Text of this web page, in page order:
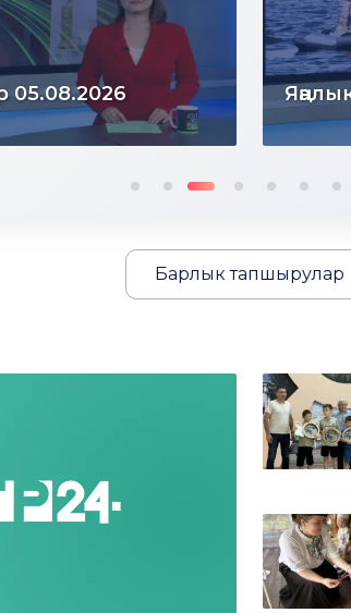
04.08.2026
Барлык тапшырулар